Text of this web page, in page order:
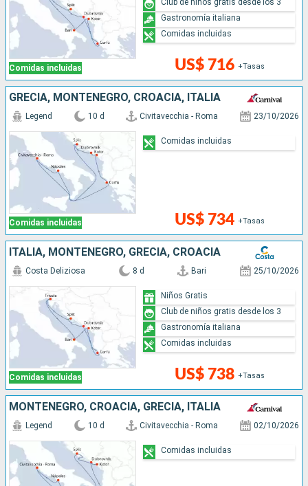
Comidas incluidas US$ 716 +Tasas
Club de niños gratis desde los 3
Gastronomía italiana
Comidas incluidas
GRECIA, MONTENEGRO, CROACIA, ITALIA
Comidas incluidas
Legend 10 d Civitavecchia - Roma 23/10/2026
US$ 734 +Tasas
Comidas incluidas
ITALIA, MONTENEGRO, GRECIA, CROACIA
Comidas incluidas
Costa Deliziosa 8 d Bari 25/10/2026
US$ 738 +Tasas
Niños Gratis
Club de niños gratis desde los 3
Gastronomía italiana
Comidas incluidas
MONTENEGRO, CROACIA, GRECIA, ITALIA
Legend 10 d Civitavecchia - Roma 02/10/2026
Comidas incluidas